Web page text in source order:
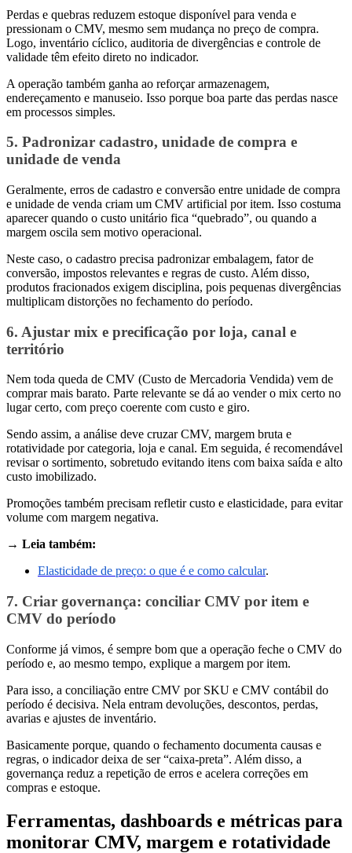
Perdas e quebras reduzem estoque disponível para venda e
pressionam o CMV, mesmo sem mudança no preço de compra.
Logo, inventário cíclico, auditoria de divergências e controle de
validade têm efeito direto no indicador.
A operação também ganha ao reforçar armazenagem,
endereçamento e manuseio. Isso porque boa parte das perdas nasce
em processos simples.
5. Padronizar cadastro, unidade de compra e
unidade de venda
Geralmente, erros de cadastro e conversão entre unidade de compra
e unidade de venda criam um CMV artificial por item. Isso costuma
aparecer quando o custo unitário fica “quebrado”, ou quando a
margem oscila sem motivo operacional.
Neste caso, o cadastro precisa padronizar embalagem, fator de
conversão, impostos relevantes e regras de custo. Além disso,
produtos fracionados exigem disciplina, pois pequenas divergências
multiplicam distorções no fechamento do período.
6. Ajustar mix e precificação por loja, canal e
território
Nem toda queda de CMV (Custo de Mercadoria Vendida) vem de
comprar mais barato. Parte relevante se dá ao vender o mix certo no
lugar certo, com preço coerente com custo e giro.
Sendo assim, a análise deve cruzar CMV, margem bruta e
rotatividade por categoria, loja e canal. Em seguida, é recomendável
revisar o sortimento, sobretudo evitando itens com baixa saída e alto
custo imobilizado.
Promoções também precisam refletir custo e elasticidade, para evitar
volume com margem negativa.
→ Leia também:
Elasticidade de preço: o que é e como calcular.
7. Criar governança: conciliar CMV por item e
CMV do período
Conforme já vimos, é sempre bom que a operação feche o CMV do
período e, ao mesmo tempo, explique a margem por item.
Para isso, a conciliação entre CMV por SKU e CMV contábil do
período é decisiva. Nela entram devoluções, descontos, perdas,
avarias e ajustes de inventário.
Basicamente porque, quando o fechamento documenta causas e
regras, o indicador deixa de ser “caixa-preta”. Além disso, a
governança reduz a repetição de erros e acelera correções em
compras e estoque.
Ferramentas, dashboards e métricas para
monitorar CMV, margem e rotatividade